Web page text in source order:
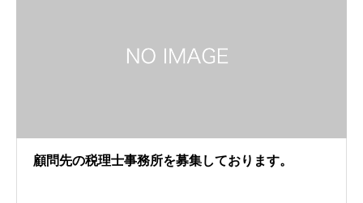
顧問先の税理士事務所を募集しております。